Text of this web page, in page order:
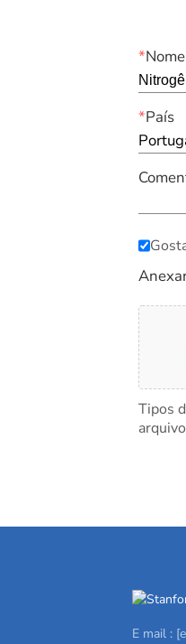
*
*País
Tipos
E mail :